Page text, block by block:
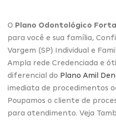
O Plano Odontológico
para você e sua família,
Vargem (SP) Individual e
Ampla rede Credenciada e
diferencial do Plano Amil
imediata de procedimentos
Poupamos o cliente de
para atendimento. Veja